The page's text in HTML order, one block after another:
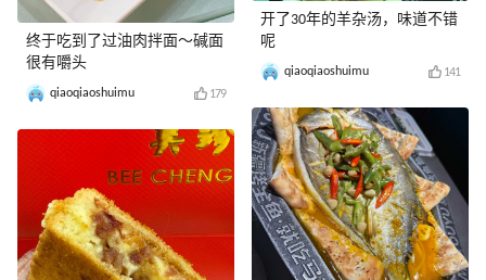
终于吃到了过油肉拌面～碱面
很有嚼头
qiaoqiaoshuimu 179
开了30年的羊杂汤，味道不错
呢
qiaoqiaoshuimu 141